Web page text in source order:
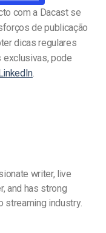
com a Dacast se
de publicação
dicas regulares
pode
.
writer, live
and has strong
streaming industry.